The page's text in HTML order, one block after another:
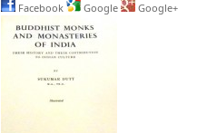
Facebook Google Google+